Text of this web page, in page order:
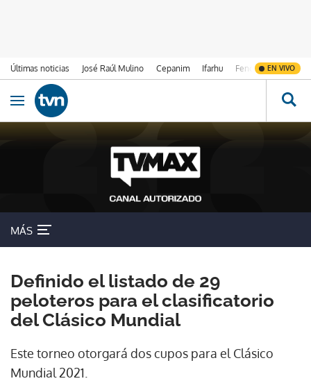
Últimas noticias José Raúl Mulino Cepanim Ifarhu Fenómeno de El
EN VIVO
Ir al contenido
Obrir navegació
MÁS
Definido el listado de 29
peloteros para el clasificatorio
del Clásico Mundial
Este torneo otorgará dos cupos para el Clásico
Mundial 2021.